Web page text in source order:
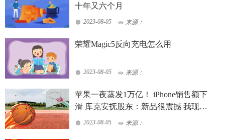
十年又六个月
2023-08-05 来源：
荣耀Magic5反向充电怎么用
2023-08-05 来源：
苹果一夜蒸发1万亿！ iPhone销售额下
滑 库克安抚股东：新品很震撼 我现在
天天用
2023-08-05 来源：